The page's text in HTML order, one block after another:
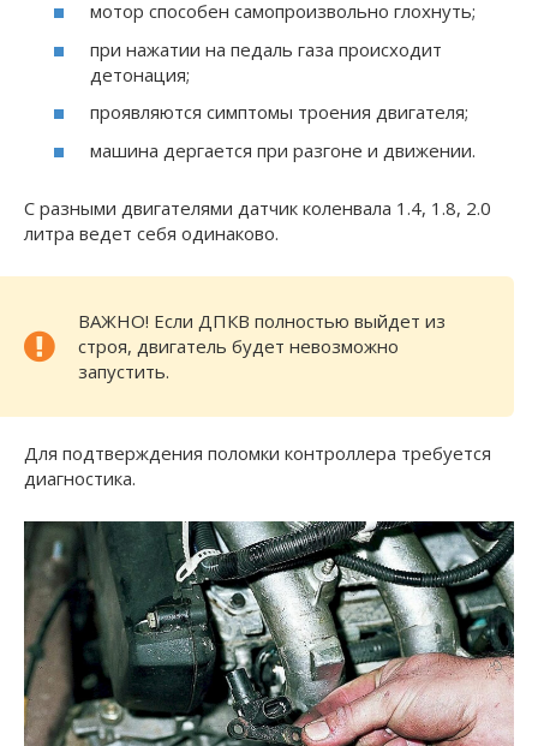
мотор способен самопроизвольно глохнуть;
при нажатии на педаль газа происходит
детонация;
проявляются симптомы троения двигателя;
машина дергается при разгоне и движении.
С разными двигателями датчик коленвала 1.4, 1.8, 2.0
литра ведет себя одинаково.
ВАЖНО! Если ДПКВ полностью выйдет из
строя, двигатель будет невозможно
запустить.
Для подтверждения поломки контроллера требуется
диагностика.